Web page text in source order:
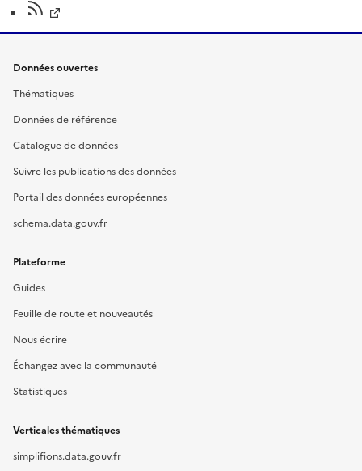
Données ouvertes
Thématiques
Données de référence
Catalogue de données
Suivre les publications des données
Portail des données européennes
schema.data.gouv.fr
Plateforme
Guides
Feuille de route et nouveautés
Nous écrire
Échangez avec la communauté
Statistiques
Verticales thématiques
simplifions.data.gouv.fr